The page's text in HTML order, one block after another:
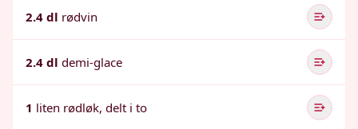
2.4 dl rødvin
2.4 dl demi-glace
1 liten rødløk, delt i to